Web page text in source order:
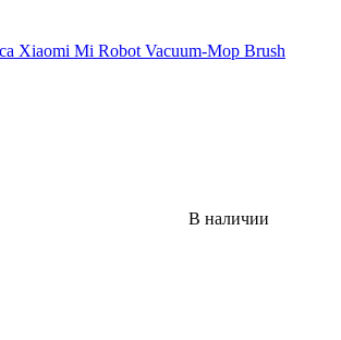
Xiaomi Mi Robot Vacuum-Mop Brush
В наличии